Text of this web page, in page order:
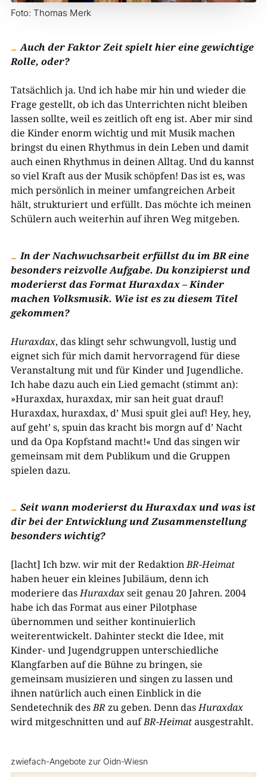
Foto: Thomas Merk
Auch der Faktor Zeit spielt hier eine gewichtige
Rolle, oder?
Tatsächlich ja. Und ich habe mir hin und wieder die
Frage gestellt, ob ich das Unterrichten nicht bleiben
lassen sollte, weil es zeitlich oft eng ist. Aber mir sind
die Kinder enorm wichtig und mit Musik machen
bringst du einen Rhythmus in dein Leben und damit
auch einen Rhythmus in deinen Alltag. Und du kannst
so viel Kraft aus der Musik schöpfen! Das ist es, was
mich persönlich in meiner umfangreichen Arbeit
hält, strukturiert und erfüllt. Das möchte ich meinen
Schülern auch weiterhin auf ihren Weg mitgeben.
In der Nachwuchsarbeit erfüllst du im BR eine
besonders reizvolle Aufgabe. Du konzipierst und
moderierst das Format Huraxdax – Kinder
machen Volksmusik. Wie ist es zu diesem Titel
gekommen?
Huraxdax, das klingt sehr schwungvoll, lustig und
eignet sich für mich damit hervorragend für diese
Veranstaltung mit und für Kinder und Jugendliche.
Ich habe dazu auch ein Lied gemacht (stimmt an):
»Huraxdax, huraxdax, mir san heit guat drauf!
Huraxdax, huraxdax, d’ Musi spuit glei auf! Hey, hey,
auf geht’ s, spuin das kracht bis morgn auf d’ Nacht
und da Opa Kopfstand macht!« Und das singen wir
gemeinsam mit dem Publikum und die Gruppen
spielen dazu.
Seit wann moderierst du Huraxdax und was ist
dir bei der Entwicklung und Zusammenstellung
besonders wichtig?
[lacht] Ich bzw. wir mit der RedaktionBR-Heimat
haben heuer ein kleines Jubiläum, denn ich
moderiere dasHuraxdaxseit genau 20 Jahren. 2004
habe ich das Format aus einer Pilotphase
übernommen und seither kontinuierlich
weiterentwickelt. Dahinter steckt die Idee, mit
Kinder- und Jugendgruppen unterschiedliche
Klangfarben auf die Bühne zu bringen, sie
gemeinsam musizieren und singen zu lassen und
ihnen natürlich auch einen Einblick in die
Sendetechnik desBR zu geben. Denn dasHuraxdax
wird mitgeschnitten und aufBR-Heimatausgestrahlt.
zwiefach-Angebote zur Oidn-Wiesn